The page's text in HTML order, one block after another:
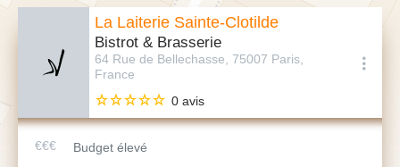
La Laiterie Sainte-Clotilde
Bistrot & Brasserie
64 Rue de Bellechasse, 75007 Paris,
France
0 avis
Budget élevé